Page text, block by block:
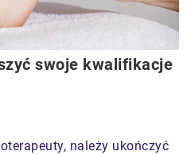
swoje kwalifikacje
należy ukończyć